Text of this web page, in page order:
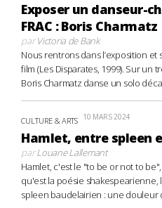
Exposer un danseur-
FRAC : Boris Charmatz
parVictoria de Bank
Nous rentrons dans l’exposition
film (Les Disparates, 1999). Sur un
Boris Charmatz danse un solo
CULTURE & ARTS 10 MARS 2024
Hamlet, entre spleen
parLouane Lallemant
Hamlet, c'est le "to be or not to
qu'est la poésie
spleen baudelairien : une douleur